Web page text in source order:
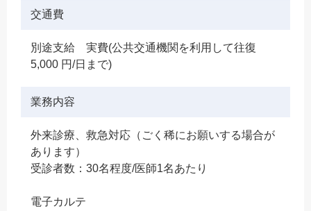
交通費
別途支給 実費(公共交通機関を利用して往復
5,000 円/日まで)
業務内容
外来診療、救急対応（ごく稀にお願いする場合が
あります）
受診者数：30名程度/医師1名あたり
電子カルテ